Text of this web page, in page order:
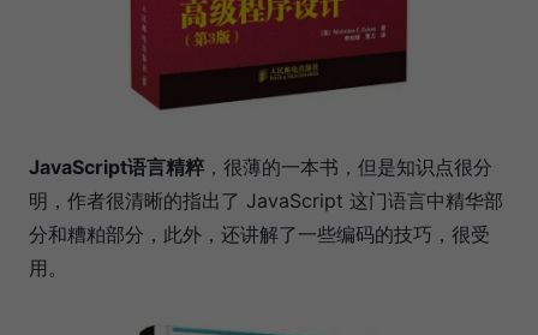
JavaScript语言精粹 ，很薄的一本书，但是知识点很分
明，作者很清晰的指出了 JavaScript 这门语言中精华部
分和糟粕部分，此外，还讲解了一些编码的技巧，很受
用。